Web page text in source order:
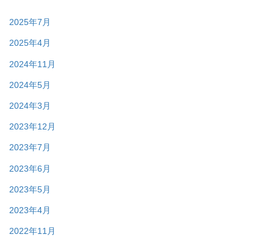
2025年7月
2025年4月
2024年11月
2024年5月
2024年3月
2023年12月
2023年7月
2023年6月
2023年5月
2023年4月
2022年11月